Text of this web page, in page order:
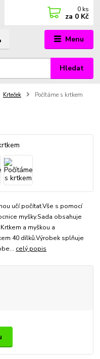
Menu
Hledat
0 ks
za 0 Kč
Krteček Počítáme s krtkem
učí počítat.Vše s pomocí
myšky.Sada obsahuje
a myškou a
40 dílků.Výrobek splňuje
celý popis